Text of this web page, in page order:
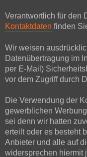
Verantwortlich für den
Kontaktdaten finden
Wir weisen
Datenübertragung im
per E-Mail)
vor dem Zugriff durch
Die Verwendung der
gewerblichen
sei denn wir hatten
erteilt oder es besteht
Anbieter und alle auf
widersprechen hiermit